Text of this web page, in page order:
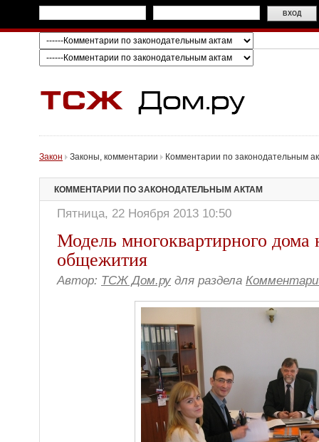
Закон Законы, комментарии Комментарии по законодательным
КОММЕНТАРИИ ПО ЗАКОНОДАТЕЛЬНЫМ АКТАМ
Пятница, 22 Ноября 2013 10:50
Модель многоквартирного дома
общежития
Автор: ТСЖ Дом.ру для раздела